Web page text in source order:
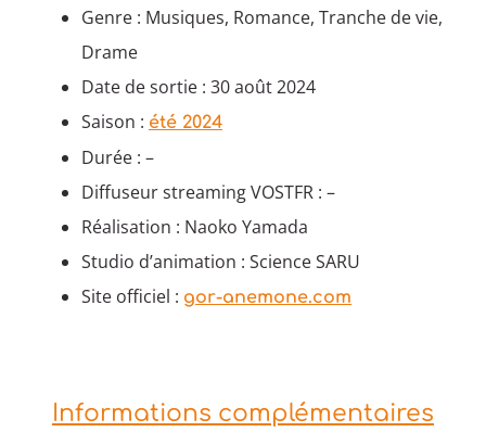
Genre : Musiques, Romance, Tranche de vie,
Drame
Date de sortie : 30 août 2024
Saison : été 2024
Durée : –
Diffuseur streaming VOSTFR : –
Réalisation : Naoko Yamada
Studio d’animation : Science SARU
Site officiel : gor-anemone.com
Informations complémentaires